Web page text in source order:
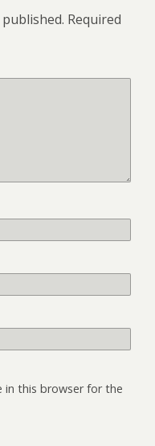
Required
in this browser for the